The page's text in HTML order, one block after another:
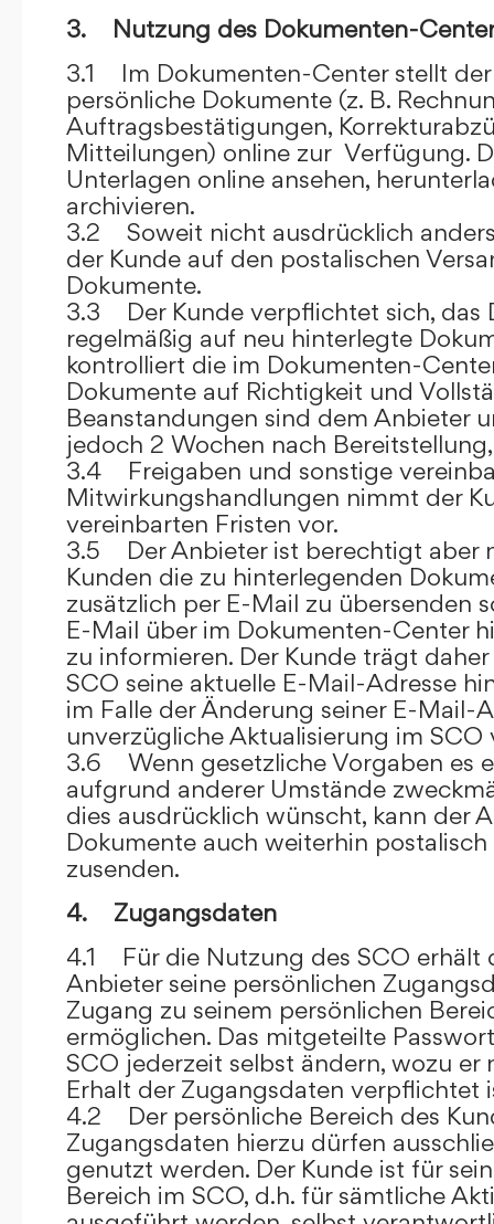
3. Nutzung des Dokumenten-
3.1 Im Dokumenten-Center stellt
persönliche Dokumente (z. B.
Auftragsbestätigungen,
Mitteilungen) online zur Verfügung.
Unterlagen online ansehen,
archivieren.
3.2 Soweit nicht ausdrücklich
der Kunde auf den postalischen
Dokumente.
3.3 Der Kunde verpflichtet sich, das
regelmäßig auf neu hinterlegte
kontrolliert die im Dokumenten-
Dokumente auf Richtigkeit und
Beanstandungen sind dem Anbieter
jedoch 2 Wochen nach
3.4 Freigaben und sonstige
Mitwirkungshandlungen nimmt der
vereinbarten Fristen vor.
3.5 Der Anbieter ist berechtigt aber
Kunden die zu hinterlegenden
zusätzlich per E-Mail zu übersenden
E-Mail über im Dokumenten-Center
zu informieren. Der Kunde trägt
SCO seine aktuelle E-Mail-Adresse
im Falle der Änderung seiner E-Mail-
unverzügliche Aktualisierung im SCO
3.6 Wenn gesetzliche Vorgaben es
aufgrund anderer Umstände
dies ausdrücklich wünscht, kann der
Dokumente auch weiterhin
zusenden.
4. Zugangsdaten
4.1 Für die Nutzung des SCO erhält
Anbieter seine persönlichen
Zugang zu seinem persönlichen
ermöglichen. Das mitgeteilte
SCO jederzeit selbst ändern, wozu er
Erhalt der Zugangsdaten verpflichtet
4.2 Der persönliche Bereich des
Zugangsdaten hierzu dürfen
genutzt werden. Der Kunde ist für
Bereich im SCO, d.h. für sämtliche